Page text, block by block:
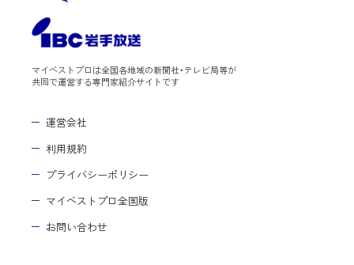
マイベストプロは全国各地域の新聞社・テレビ局等が
共同で運営する専門家紹介サイトです
運営会社
利用規約
プライバシーポリシー
マイベストプロ全国版
お問い合わせ